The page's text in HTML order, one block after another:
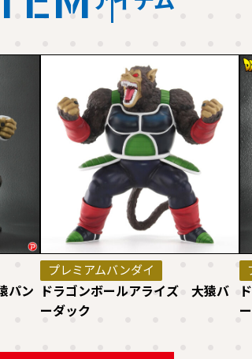
パン
プレミアムバンダイ
ドラゴンボールアライズ 大猿バ
ーダック